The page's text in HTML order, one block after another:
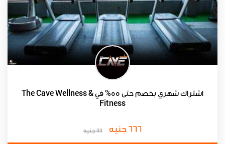
اشتراك شهري بخصم حتى 55% في The Cave Wellness &
Fitness
666 جنيه 1111 جنيه